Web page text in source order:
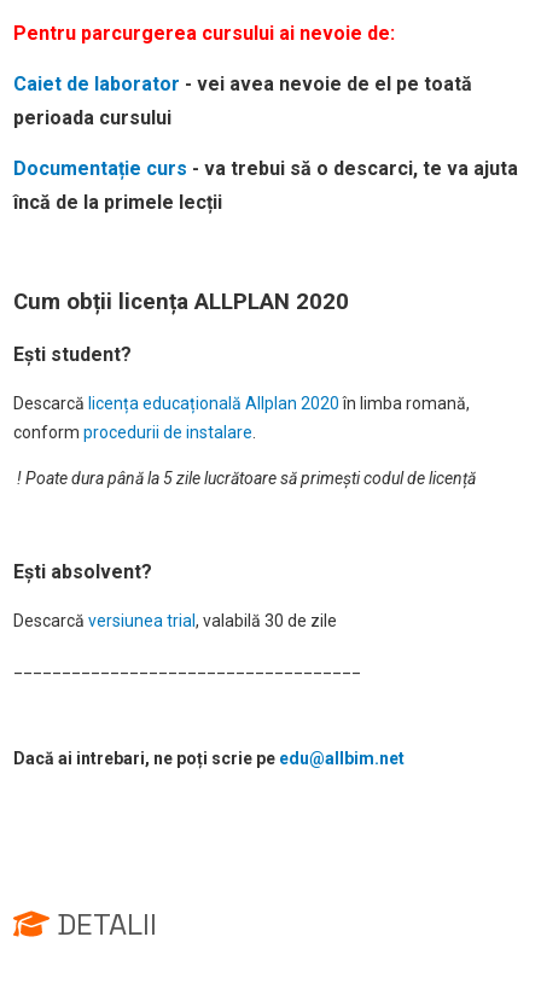
Pentru parcurgerea cursului ai nevoie de:
Caiet de laborator - vei avea nevoie de el pe toată
perioada cursului
Documentație curs - va trebui să o descarci, te va ajuta
încă de la primele lecții
Cum obții licența ALLPLAN 2020
Ești student?
Descarcă licența educațională Allplan 2020în limba romană,
conform procedurii de instalare.
! Poate dura până la 5 zile lucrătoare să primești codul de licență
Ești absolvent?
Descarcă versiunea trial, valabilă 30 de zile
Dacă ai intrebari, ne poți scrie pe edu@allbim.net
DETALII